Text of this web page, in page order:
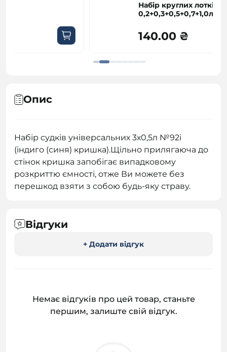
Набір круглих лотків №82с
0,2+0,3+0,5+0,7+1,0л синій
140.00 ₴
Опис
Набір судків універсальних 3х0,5л №92і
(індиго (синя) кришка).Щільно прилягаюча до
стінок кришка запобігає випадковому
розкриттю ємності, отже Ви можете без
перешкод взяти з собою будь-яку страву.
Відгуки
+ Додати відгук
Немає відгуків про цей товар, станьте
першим, залиште свій відгук.